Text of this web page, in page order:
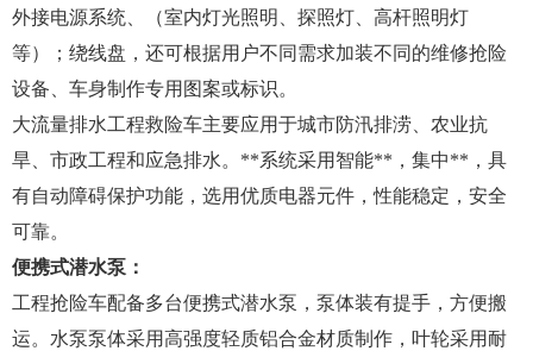
外接电源系统、（室内灯光照明、探照灯、高杆照明灯
等）；绕线盘，还可根据用户不同需求加装不同的维修抢险
设备、车身制作专用图案或标识。
大流量排水工程救险车主要应用于城市防汛排涝、农业抗
旱、市政工程和应急排水。**系统采用智能**，集中**，具
有自动障碍保护功能，选用优质电器元件，性能稳定，安全
可靠。
便携式潜水泵：
工程抢险车配备多台便携式潜水泵，泵体装有提手，方便搬
运。水泵泵体采用高强度轻质铝合金材质制作，叶轮采用耐